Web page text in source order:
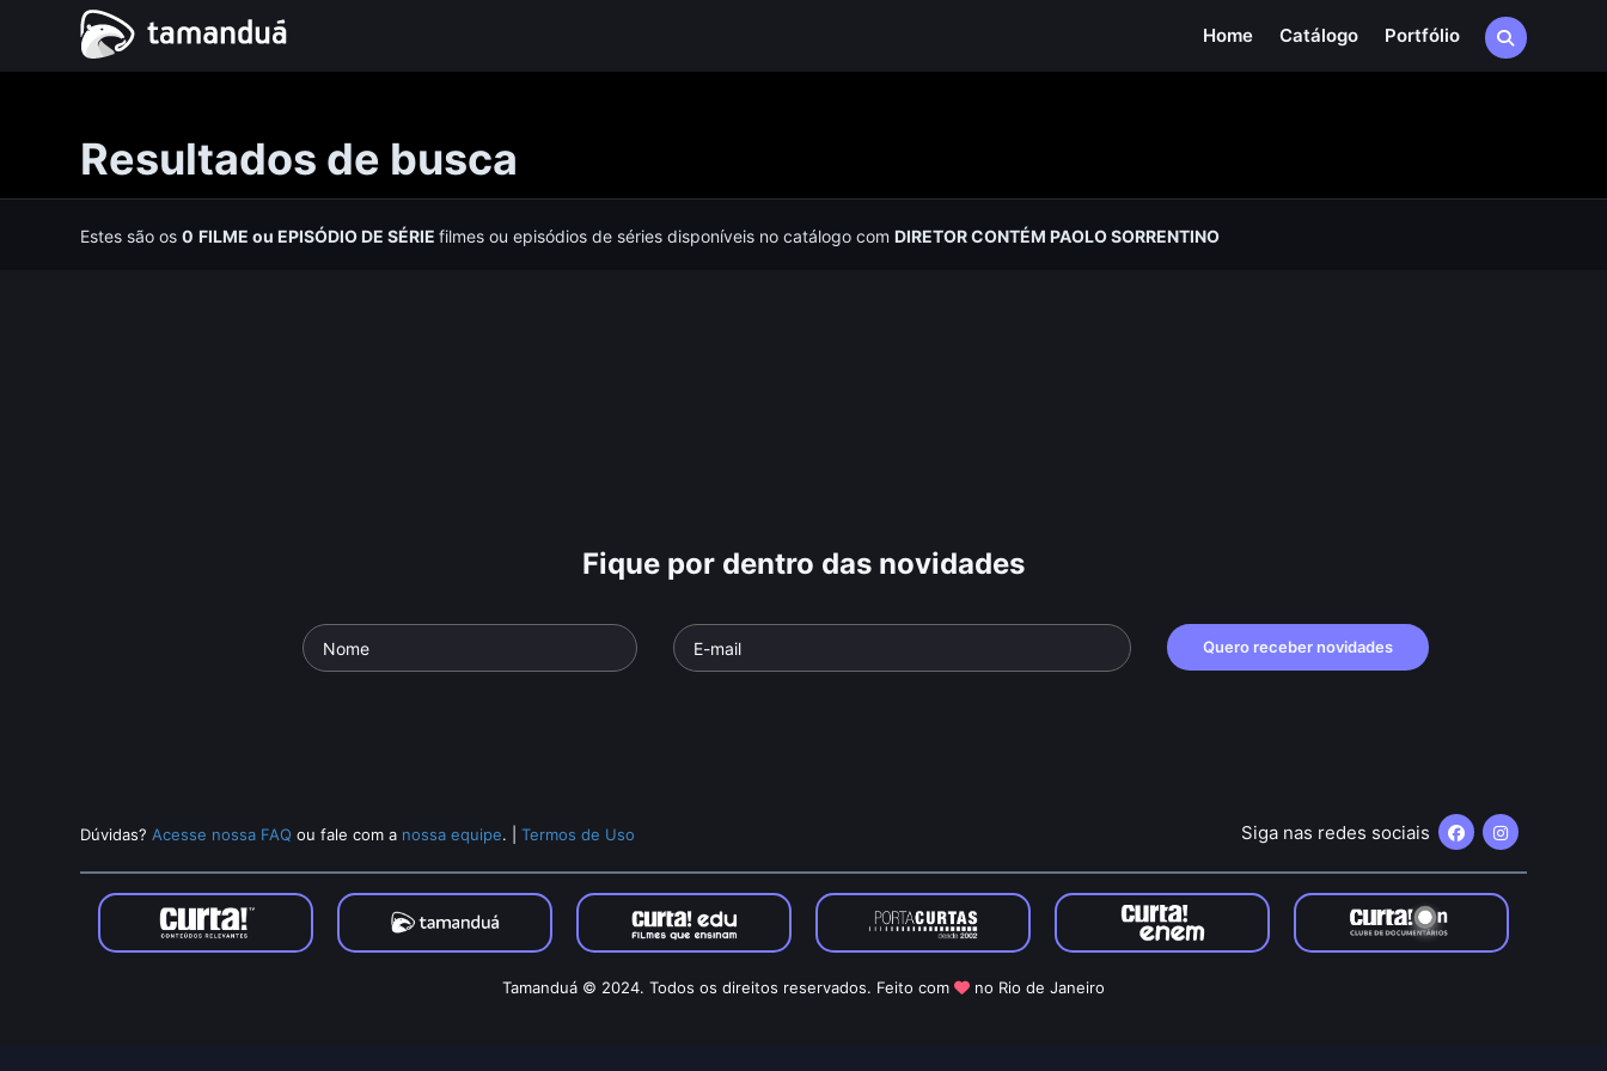
Home Catálogo Portfólio
Resultados de busca
Estes são os0 FILMEou EPISÓDIO DE SÉRIEfilmes ou episódios de séries disponíveis no catálogo comDIRETOR CONTÉM PAOLO SORRENTINO
Fique por dentro das novidades
Quero receber novidades
Dúvidas? Acesse nossa FAQ ou fale com a nossa equipe. |Termos de Uso Siga nas redes sociais
Tamanduá © 2024. Todos os direitos reservados. Feito com no Rio de Janeiro